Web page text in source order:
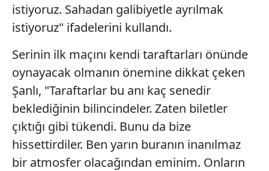
istiyoruz. Sahadan galibiyetle ayrılmak
istiyoruz" ifadelerini kullandı.
Serinin ilk maçını kendi taraftarları önünde
oynayacak olmanın önemine dikkat çeken
Şanlı, "Taraftarlar bu anı kaç senedir
beklediğinin bilincindeler. Zaten biletler
çıktığı gibi tükendi. Bunu da bize
hissettirdiler. Ben yarın buranın inanılmaz
bir atmosfer olacağından eminim. Onların